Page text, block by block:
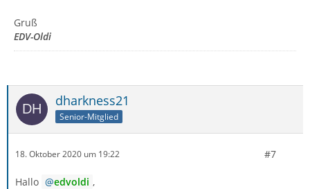
Gruß
EDV-Oldi
dharkness21
Senior-Mitglied
18. Oktober 2020 um 19:22 #7
Hallo edvoldi ,